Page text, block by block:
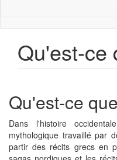
Qu'est-ce
Qu'est-ce
Dans l'histoire
mythologique travaillé par
partir des récits grecs en